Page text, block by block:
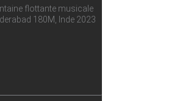
flottante musicale
180M, Inde 2023